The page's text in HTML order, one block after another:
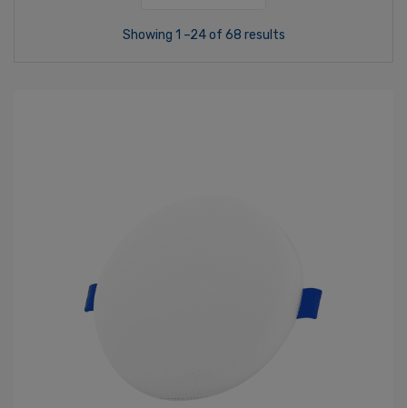
Showing 1 –24 of 68 results